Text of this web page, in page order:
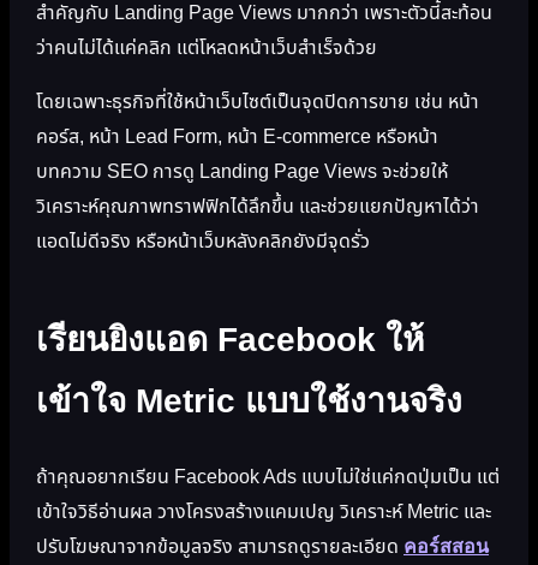
สำคัญกับ Landing Page Views มากกว่า เพราะตัวนี้สะท้อน
ว่าคนไม่ได้แค่คลิก แต่โหลดหน้าเว็บสำเร็จด้วย
โดยเฉพาะธุรกิจที่ใช้หน้าเว็บไซต์เป็นจุดปิดการขาย เช่น หน้า
คอร์ส, หน้า Lead Form, หน้า E-commerce หรือหน้า
บทความ SEO การดู Landing Page Views จะช่วยให้
วิเคราะห์คุณภาพทราฟฟิกได้ลึกขึ้น และช่วยแยกปัญหาได้ว่า
แอดไม่ดีจริง หรือหน้าเว็บหลังคลิกยังมีจุดรั่ว
เรียนยิงแอด Facebook ให้
เข้าใจ Metric แบบใช้งานจริง
ถ้าคุณอยากเรียน Facebook Ads แบบไม่ใช่แค่กดปุ่มเป็น แต่
เข้าใจวิธีอ่านผล วางโครงสร้างแคมเปญ วิเคราะห์ Metric และ
ปรับโฆษณาจากข้อมูลจริง สามารถดูรายละเอียด คอร์สสอน